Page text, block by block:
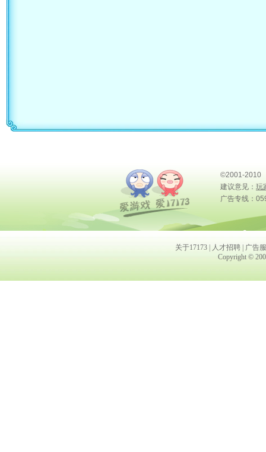
©2001-2010
建议意见： 玩
广告专线：
关于17173 人才招聘
广告
Copyright ©